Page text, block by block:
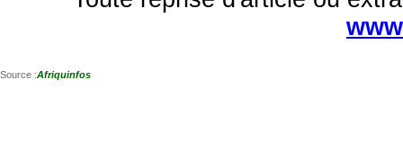
Source :Afriquinfos